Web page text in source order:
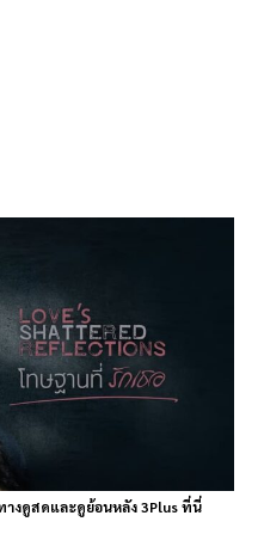
างดูสดและดูย้อนหลัง 3Plus ที่นี่